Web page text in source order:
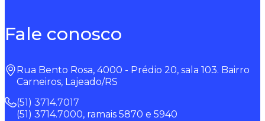
Fale conosco
Rua Bento Rosa, 4000 - Prédio 20, sala 103. Bairro
Carneiros, Lajeado/RS
(51) 3714.7017
(51) 3714.7000, ramais 5870 e 5940